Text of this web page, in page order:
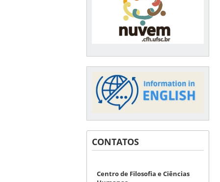
CONTATOS
Centro de Filosofia e Ciências